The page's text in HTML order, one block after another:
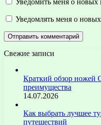
Уведомить меня о новых
Уведомлять меня о
Свежие записи
Краткий обзор ножей
преимущества
14.07.2026
Как выбрать лучшее
путешествий